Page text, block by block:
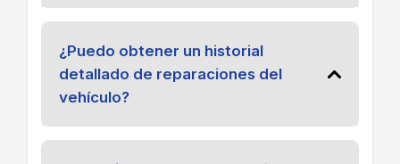
¿Puedo obtener un historial
detallado de reparaciones del
vehículo?